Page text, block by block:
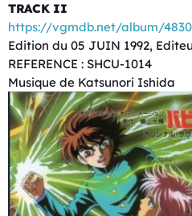
TRACK II
https://vgmdb.net/album/
Edition du 05 JUIN 1992,
REFERENCE : SHCU-1014
Musique de Katsunori Ishida